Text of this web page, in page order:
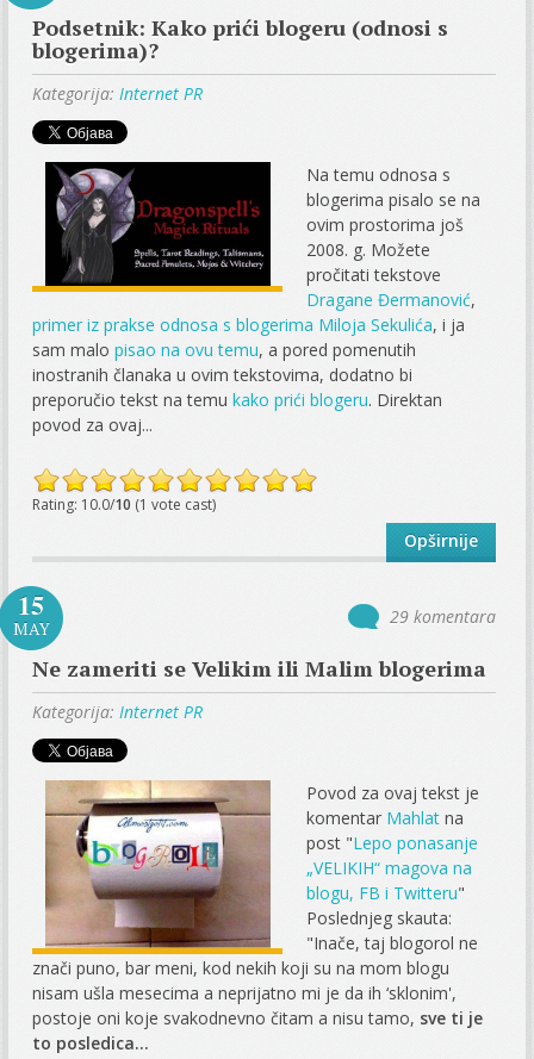
Podsetnik: Kako prići blogeru (odnosi s
blogerima)?
Kategorija: Internet PR
Na temu odnosa s
blogerima pisalo se na
ovim prostorima još
2008. g. Možete
pročitati tekstove
Dragane Đermanović,
primer iz prakse odnosa s blogerima Miloja Sekulića, i ja
sam malopisao na ovu temu, a pored pomenutih
inostranih članaka u ovim tekstovima, dodatno bi
preporučio tekst na temukako prići blogeru. Direktan
povod za ovaj...
Rating: 10.0/10 (1 vote cast)
Opširnije
15
MAY
29 komentara
Ne zameriti se Velikim ili Malim blogerima
Kategorija:Internet PR
Povod za ovaj tekst je
komentar Mahlat na
post "Lepo ponasanje
„VELIKIH“ magova na
blogu, FB i Twitteru"
Poslednjeg skauta:
"Inače, taj blogorol ne
znači puno, bar meni, kod nekih koji su na mom blogu
nisam ušla mesecima a neprijatno mi je da ih ‘sklonim',
postoje oni koje svakodnevno čitam a nisu tamo, sve ti je
to posledica...